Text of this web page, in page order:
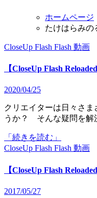
ホームページ
たけはらみの
CloseUp Flash Flash 動画
【CloseUp Flash
2020/04/25
クリエイターは日々さまざまな作品を生み出している。普段クリエイターはどのような環境で作品を作っているのだろ
うか？ そんな疑問を解
「続きを読む」
CloseUp Flash Flash 動画
【CloseUp Flash
2017/05/27